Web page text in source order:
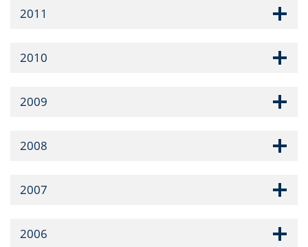
2011
2010
2009
2008
2007
2006